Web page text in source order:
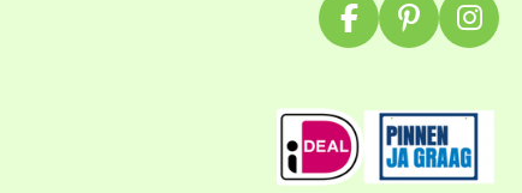
F
a
e
b
o
P
i
t
e
r
I
n
t
a
g